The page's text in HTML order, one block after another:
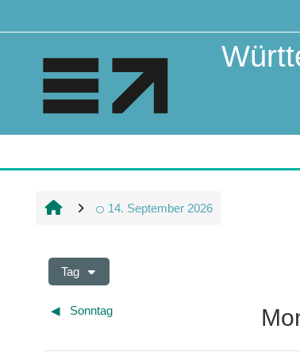
14. September 2026
Tag
◀︎ Sonntag